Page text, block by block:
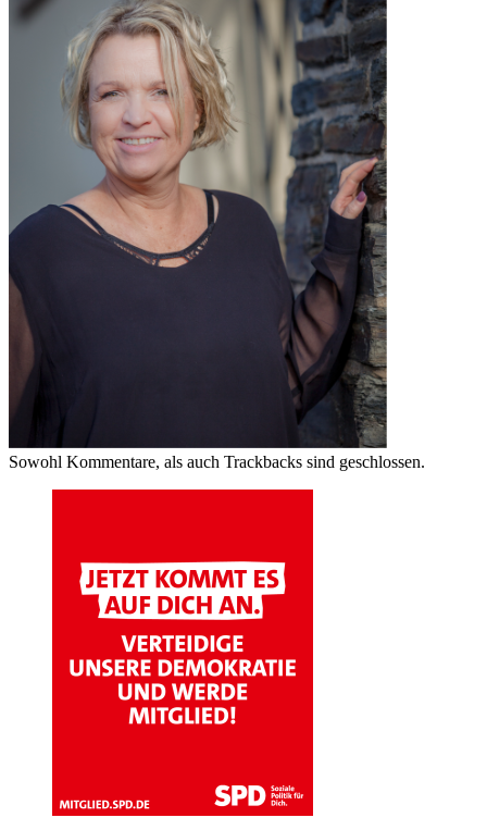
Sowohl Kommentare, als auch Trackbacks sind geschlossen.